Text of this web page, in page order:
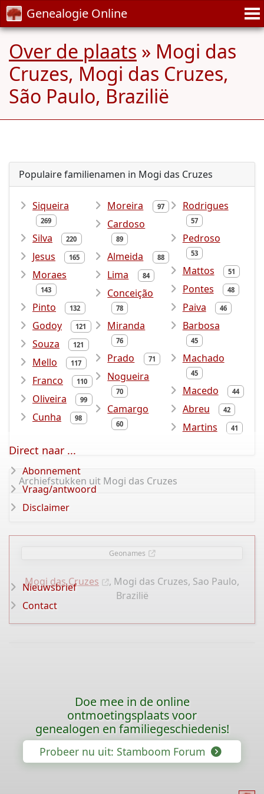
Genealogie Online
Over de plaats » Mogi das
Cruzes, Mogi das Cruzes,
São Paulo, Brazilië
Populaire familienamen in Mogi das Cruzes
Siqueira
269
Silva 220
Jesus 165
Moraes
143
Pinto 132
Godoy 121
Souza 121
Mello 117
Franco 110
Oliveira 99
Cunha 98
Moreira 97
Cardoso
89
Almeida 88
Lima 84
Conceição
78
Miranda
76
Prado 71
Nogueira
70
Camargo
60
Rodrigues
57
Pedroso
53
Mattos 51
Pontes 48
Paiva 46
Barbosa
45
Machado
45
Macedo 44
Abreu 42
Martins 41
Archiefstukken uit Mogi das Cruzes
Geonames
Mogi das Cruzes
, Mogi das Cruzes, Sao Paulo,
Brazilië
Direct naar ...
Abonnement
Vraag/antwoord
Disclaimer
Nieuwsbrief
Contact
Doe mee in de online
ontmoetingsplaats voor
genealogen en familiegeschiedenis!
Probeer nu uit: Stamboom Forum